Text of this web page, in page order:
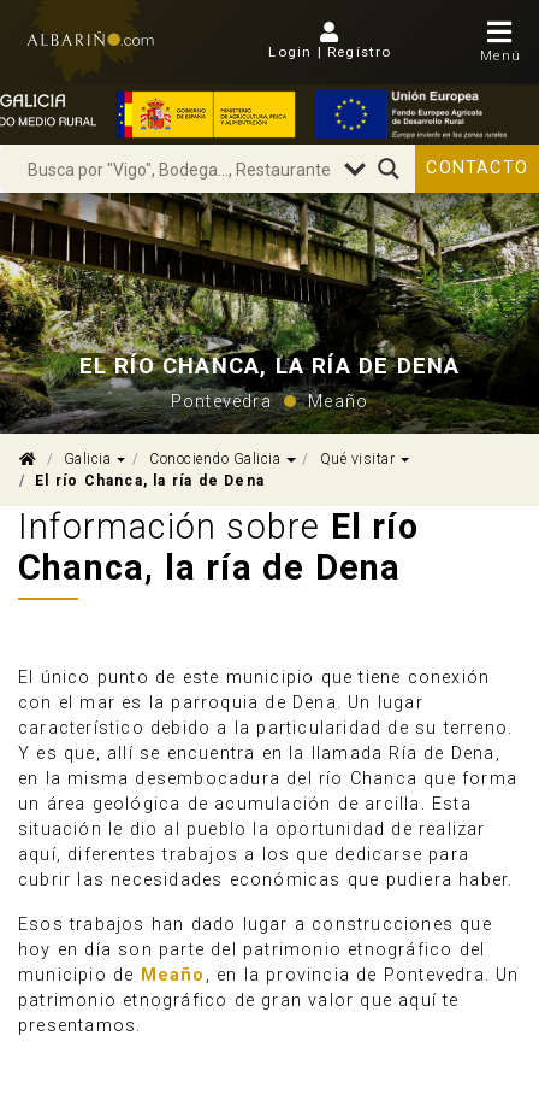
Login | Regístro Menú
Anúnciate
CONTACTO
EL RÍO CHANCA, LA RÍA DE DENA
Pontevedra Meaño
Galicia Dropdown
Conociendo Galicia Dropdown
Qué visitar Dropdown
El río Chanca, la ría de Dena
Información sobre El río
Chanca, la ría de Dena
El único punto de este municipio que tiene conexión
con el mar es la parroquia de Dena. Un lugar
característico debido a la particularidad de su terreno.
Y es que, allí se encuentra en la llamada Ría de Dena,
en la misma desembocadura del río Chanca que forma
un área geológica de acumulación de arcilla. Esta
situación le dio al pueblo la oportunidad de realizar
aquí, diferentes trabajos a los que dedicarse para
cubrir las necesidades económicas que pudiera haber.
Esos trabajos han dado lugar a construcciones que
hoy en día son parte del patrimonio etnográfico del
municipio de Meaño , en la provincia de Pontevedra. Un
patrimonio etnográfico de gran valor que aquí te
presentamos.